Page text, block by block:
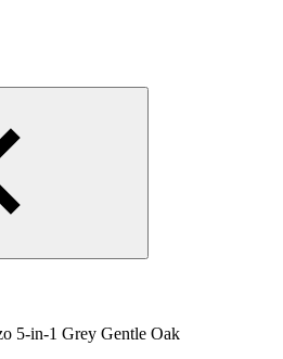
5-in-1 Grey Gentle Oak